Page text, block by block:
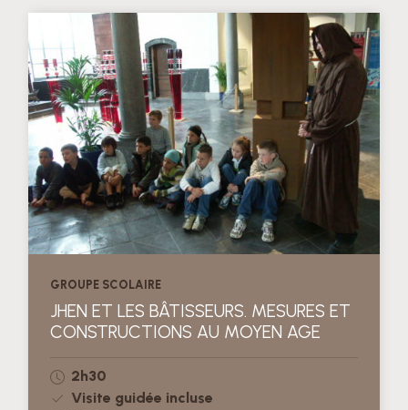
GROUPE SCOLAIRE
JHEN ET LES BÂTISSEURS. MESURES ET
CONSTRUCTIONS AU MOYEN AGE
2h30
Visite guidée incluse